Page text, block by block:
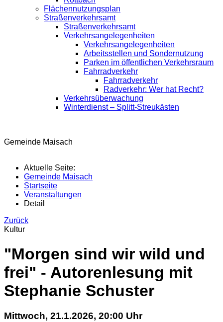
Flächennutzungsplan
Straßenverkehrsamt
Straßenverkehrsamt
Verkehrsangelegenheiten
Verkehrsangelegenheiten
Arbeitsstellen und Sondernutzung
Parken im öffentlichen Verkehrsraum
Fahrradverkehr
Fahrradverkehr
Radverkehr: Wer hat Recht?
Verkehrsüberwachung
Winterdienst – Splitt-Streukästen
Gemeinde Maisach
Aktuelle Seite:
Gemeinde Maisach
Startseite
Veranstaltungen
Detail
Zurück
Kultur
"Morgen sind wir wild und
frei" - Autorenlesung mit
Stephanie Schuster
Mittwoch, 21.1.2026, 20:00 Uhr